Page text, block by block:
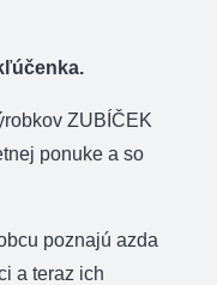
ZUBÍČEK
ponuke a so
poznajú azda
a teraz ich